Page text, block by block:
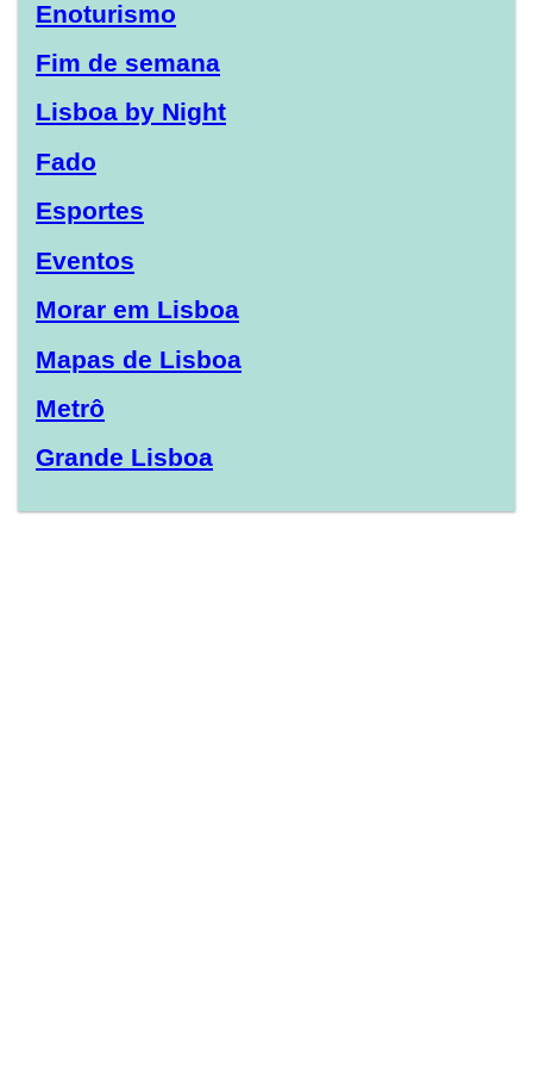
Enoturismo
Fim de semana
Lisboa by Night
Fado
Esportes
Eventos
Morar em Lisboa
Mapas de Lisboa
Metrô
Grande Lisboa